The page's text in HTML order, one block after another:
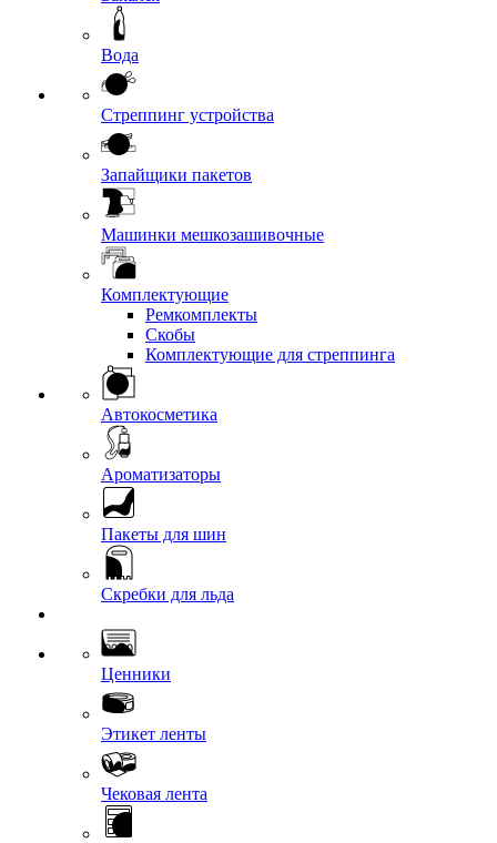
Вода
Стреппинг устройства
Запайщики пакетов
Машинки мешкозашивочные
Комплектующие
Ремкомплекты
Скобы
Комплектующие для стреппинга
Автокосметика
Ароматизаторы
Пакеты для шин
Скребки для льда
Ценники
Этикет ленты
Чековая лента